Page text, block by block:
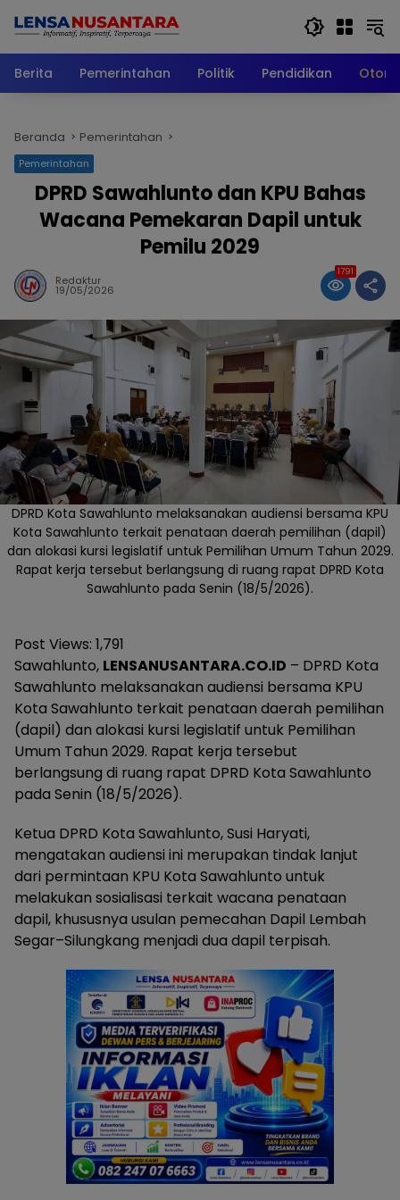
Berita
Pemerintahan Politik Pendidikan
Beranda Pemerintahan
Pemerintahan
DPRD Sawahlunto dan KPU Bahas
Wacana Pemekaran Dapil untuk
Pemilu 2029
Redaktur
19/05/2026
1791
DPRD Kota Sawahlunto melaksanakan audiensi bersama KPU
Kota Sawahlunto terkait penataan daerah pemilihan (dapil)
dan alokasi kursi legislatif untuk Pemilihan Umum Tahun 2029.
Rapat kerja tersebut berlangsung di ruang rapat DPRD Kota
Sawahlunto pada Senin (18/5/2026).
Post Views: 1,791
Sawahlunto, LENSANUSANTARA.CO.ID – DPRD Kota
Sawahlunto melaksanakan audiensi bersama KPU
Kota Sawahlunto terkait penataan daerah pemilihan
(dapil) dan alokasi kursi legislatif untuk Pemilihan
Umum Tahun 2029. Rapat kerja tersebut
berlangsung di ruang rapat DPRD Kota Sawahlunto
pada Senin (18/5/2026).
Ketua DPRD Kota Sawahlunto, Susi Haryati,
mengatakan audiensi ini merupakan tindak lanjut
dari permintaan KPU Kota Sawahlunto untuk
melakukan sosialisasi terkait wacana penataan
dapil, khususnya usulan pemecahan Dapil Lembah
Segar–Silungkang menjadi dua dapil terpisah.